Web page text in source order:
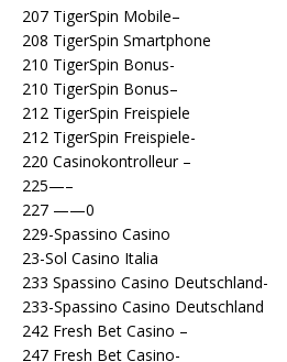
207 TigerSpin Mobile–
208 TigerSpin Smartphone
210 TigerSpin Bonus-
210 TigerSpin Bonus–
212 TigerSpin Freispiele
212 TigerSpin Freispiele-
220 Casinokontrolleur –
225—–
227 ——0
229-Spassino Casino
23-Sol Casino Italia
233 Spassino Casino Deutschland-
233-Spassino Casino Deutschland
242 Fresh Bet Casino –
247 Fresh Bet Casino-